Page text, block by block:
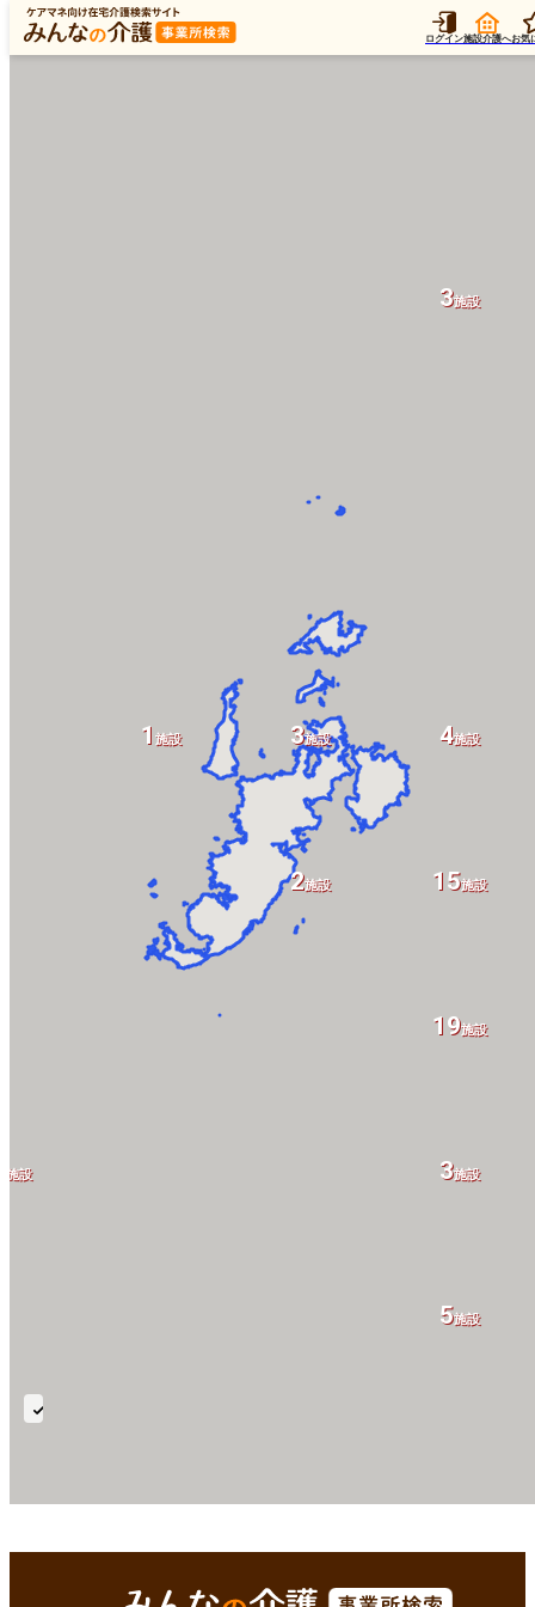
ログイン施設介護へお気
5施設
施設 3施設
19施設
2施設 15施設
1 施設 3施設 4施設
3施設
(訪